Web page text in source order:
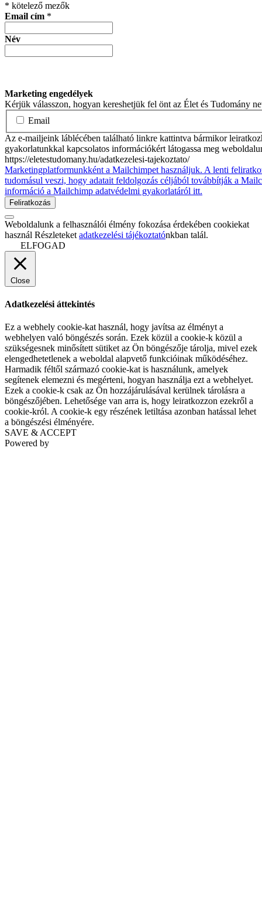
* kötelező mezők
Email cím *
Név
Marketing engedélyek
Kérjük válasszon, hogyan kereshetjük fel önt az Élet és Tudomány
Email
Az e-mailjeink láblécében található linkre kattintva bármikor
gyakorlatunkkal kapcsolatos információkért látogassa meg
https://eletestudomany.hu/adatkezelesi-tajekoztato/
Marketingplatformunkként a Mailchimpet használjuk. A lenti
tudomásul veszi, hogy adatait feldolgozás céljából továbbítják a
információ a Mailchimp adatvédelmi gyakorlatáról itt.
Weboldalunk a felhasználói élmény fokozása érdekében cookiekat
használ Részleteket adatkezelési tájékoztatónkban talál.
ELFOGAD
Close
Adatkezelési áttekintés
Ez a webhely cookie-kat használ, hogy javítsa az élményt a
webhelyen való böngészés során. Ezek közül a cookie-k közül a
szükségesnek minősített sütiket az Ön böngészője tárolja, mivel ezek
elengedhetetlenek a weboldal alapvető funkcióinak működéséhez.
Harmadik féltől származó cookie-kat is használunk, amelyek
segítenek elemezni és megérteni, hogyan használja ezt a webhelyet.
Ezek a cookie-k csak az Ön hozzájárulásával kerülnek tárolásra a
böngészőjében. Lehetősége van arra is, hogy leiratkozzon ezekről a
cookie-król. A cookie-k egy részének letiltása azonban hatással lehet
a böngészési élményére.
SAVE & ACCEPT
Powered by